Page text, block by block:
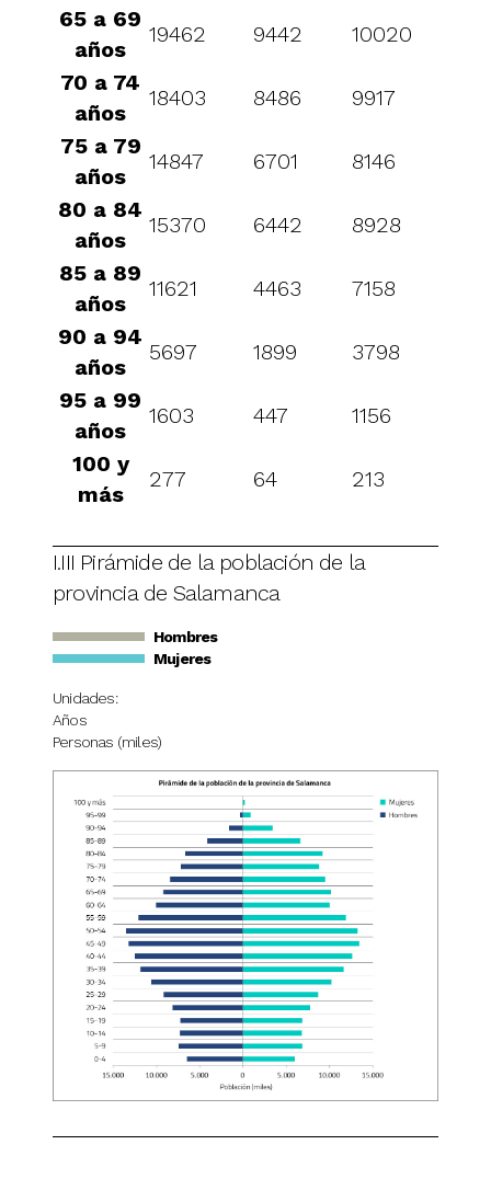
65 a 69
años
19462 9442
10020
70 a 74
años
18403 8486
9917
75 a 79
años
14847 6701
8146
80 a 84
años
15370 6442
8928
85 a 89
años
11621 4463
7158
90 a 94
años
5697 1899
3798
95 a 99
años
1603 447
1156
100 y
más
277 64 213
I.III Pirámide de la población de la
provincia de Salamanca
Hombres
Mujeres
Unidades:
Años
Personas (miles)